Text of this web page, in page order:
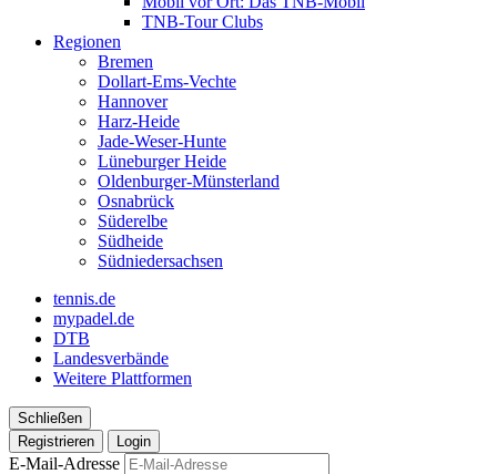
TNB-Tour Clubs
Regionen
Bremen
Dollart-Ems-Vechte
Hannover
Harz-Heide
Jade-Weser-Hunte
Lüneburger Heide
Oldenburger-Münsterland
Osnabrück
Süderelbe
Südheide
Südniedersachsen
tennis.de
mypadel.de
DTB
Landesverbände
Weitere Plattformen
Schließen
Registrieren
Login
E-Mail-Adresse